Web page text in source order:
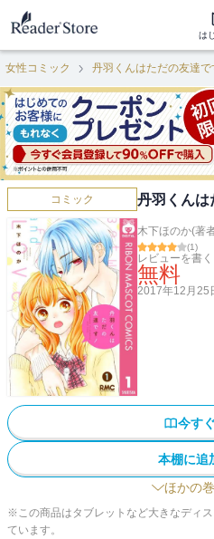
は
女性コミック 丹羽くんはただの友達で
コミック 丹羽くんは
木下ほのか(著
(1)
レビューを書く
無料
2017年12月25
今す
本棚に追
ほかの
※この商品はタブレットなど大きなディ
ています。